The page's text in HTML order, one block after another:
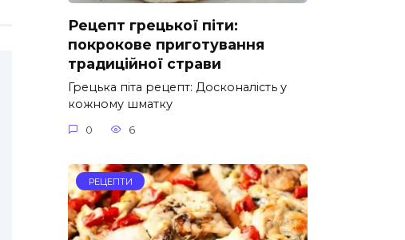
Рецепт грецької піти:
покрокове приготування
традиційної страви
Грецька піта рецепт: Досконалість у
кожному шматку
0 6
РЕЦЕПТИ